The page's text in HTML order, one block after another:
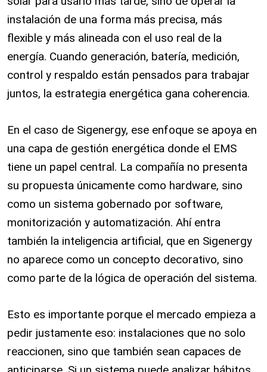
instalación de una forma más precisa, más
flexible y más alineada con el uso real de la
energía. Cuando generación, batería, medición,
control y respaldo están pensados para trabajar
juntos, la estrategia energética gana coherencia.
En el caso de Sigenergy, ese enfoque se apoya en
una capa de gestión energética donde el EMS
tiene un papel central. La compañía no presenta
su propuesta únicamente como hardware, sino
como un sistema gobernado por software,
monitorización y automatización. Ahí entra
también la inteligencia artificial, que en Sigenergy
no aparece como un concepto decorativo, sino
como parte de la lógica de operación del sistema.
Esto es importante porque el mercado empieza a
pedir justamente eso: instalaciones que no solo
reaccionen, sino que también sean capaces de